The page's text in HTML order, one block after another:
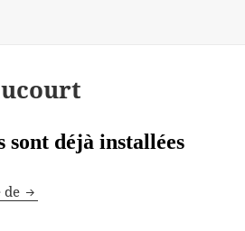
sont déjà installées
de A Raimbeaucourt